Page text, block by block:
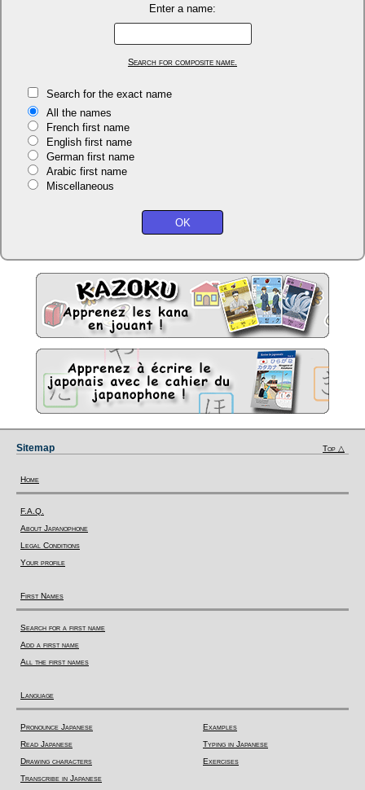
Enter a name:
Search for composite name.
Search for the exact name
All the names
French first name
English first name
German first name
Arabic first name
Miscellaneous
Sitemap Top △
Home
F.A.Q.
About Japanophone
Legal Conditions
Your profile
First Names
Search for a first name
Add a first name
All the first names
Language
Pronounce Japanese
Read Japanese
Drawing characters
Transcribe in Japanese
Examples
Typing in Japanese
Exercises